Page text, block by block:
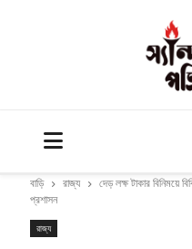
বাড়ি রাজ্য
দেড় লক্ষ টাকার বিনিময়ে
প্রশাসন
রাজ্য